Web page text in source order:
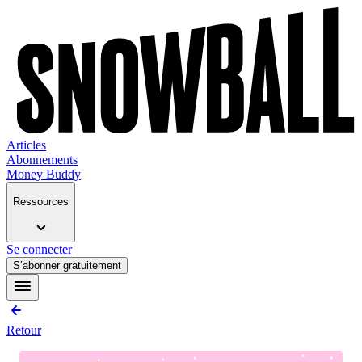
Articles
Abonnements
Money Buddy
Ressources
Se connecter
S’abonner gratuitement
Retour